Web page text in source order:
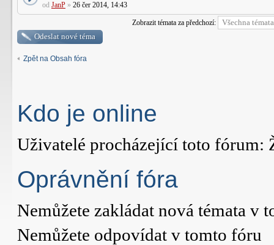
od JanP » 26 čer 2014, 14:43
Zobrazit témata za předchozí:
Odeslat nové téma
Zpět na Obsah fóra
Kdo je online
Uživatelé procházející toto fórum:
Oprávnění fóra
Nemůžete zakládat nová témata v
Nemůžete odpovídat v tomto fóru